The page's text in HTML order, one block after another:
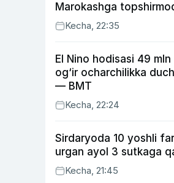
Marokashga
Kecha, 22:35
El Nino hodisasi 49 mln
og‘ir ocharchilikka
— BMT
Kecha, 22:24
Sirdaryoda 10 yoshli
urgan ayol 3 sutkaga
Kecha, 21:45